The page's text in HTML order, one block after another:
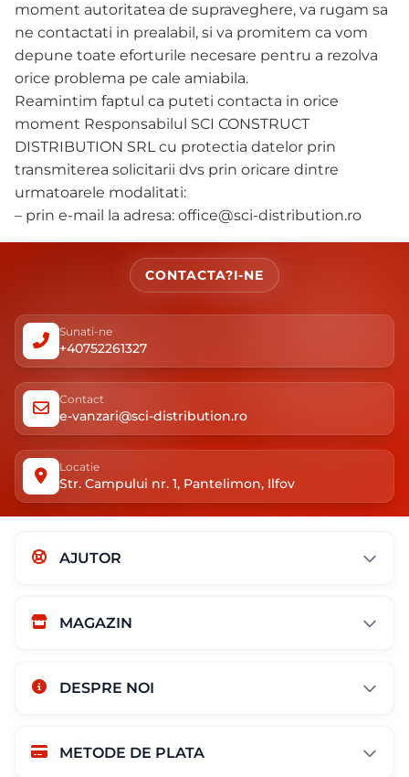
moment autoritatea de supraveghere, va rugam sa
ne contactati in prealabil, si va promitem ca vom
depune toate eforturile necesare pentru a rezolva
orice problema pe cale amiabila.
Reamintim faptul ca puteti contacta in orice
moment Responsabilul SCI CONSTRUCT
DISTRIBUTION SRL cu protectia datelor prin
transmiterea solicitarii dvs prin oricare dintre
urmatoarele modalitati:
– prin e-mail la adresa: office@sci-distribution.ro
CONTACTA?I-NE
Sunati-ne
+40752261327
Contact
e-vanzari@sci-distribution.ro
Locatie
Str. Campului nr. 1, Pantelimon, Ilfov
AJUTOR
MAGAZIN
DESPRE NOI
METODE DE PLATA